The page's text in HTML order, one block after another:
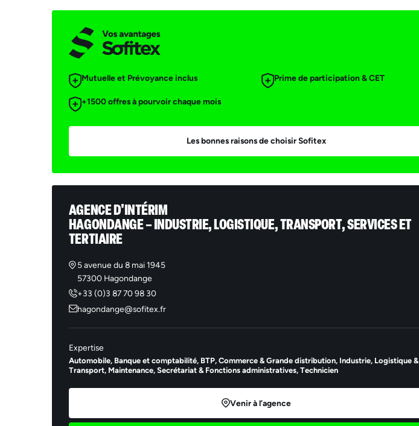
Mutuelle et Prévoyance inclus Prime de participation & CET
+1500 offres à pourvoir chaque mois
Les bonnes raisons de choisir Sofitex
AGENCE D'INTÉRIM
HAGONDANGE – INDUSTRIE, LOGISTIQUE, TRANSPORT, SERVICES ET
TERTIAIRE
5 avenue du 8 mai 1945
57300 Hagondange
+33 (0)3 87 70 98 30
hagondange@sofitex.fr
Expertise
Automobile, Banque et comptabilité, BTP, Commerce & Grande distribution, Industrie, Logistique &
Transport, Maintenance, Secrétariat & Fonctions administratives, Technicien
Venir à l’agence